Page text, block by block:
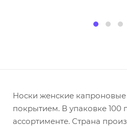
Носки женские
покрытием. В упаковке 100
ассортименте. Страна